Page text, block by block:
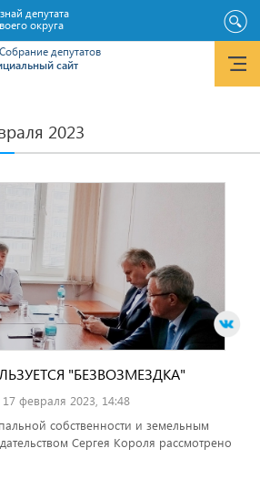
депутатов
сайт
депутата
округа
2023
"БЕЗВОЗМЕЗДКА"
17 февраля 2023, 14:48
собственности и земельным
Сергея Короля рассмотрено